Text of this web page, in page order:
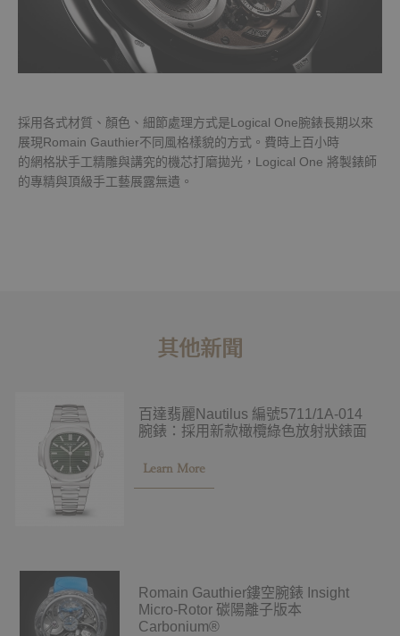
採用各式材質、顏色、細節處理方式是Logical One腕錶長期以來
展現Romain Gauthier不同風格樣貌的方式。費時上百小時
的網格狀手工精雕與講究的機芯打磨拋光，Logical One 將製錶師
的專精與頂級手工藝展露無遺。
其他新聞
百達翡麗Nautilus 編號5711/1A-014
腕錶：採用新款橄欖綠色放射狀錶面
Learn More
Romain Gauthier鏤空腕錶 Insight
Micro-Rotor 碳陽離子版本
Carbonium®